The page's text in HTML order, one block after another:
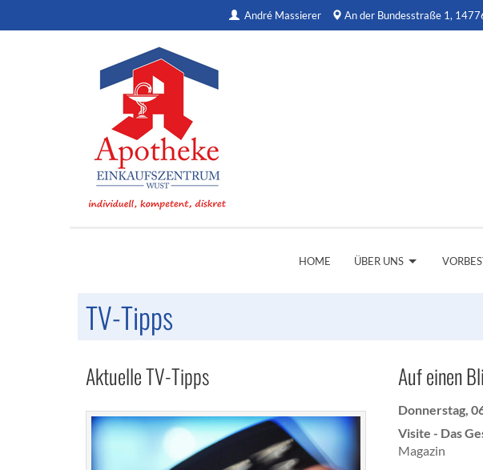
André Massierer An der Bundesstraße 1,
HOME ÜBER UNS
TV-Tipps
Aktuelle TV-Tipps Auf einen
Donnerstag,
Visite - Das
Magazin